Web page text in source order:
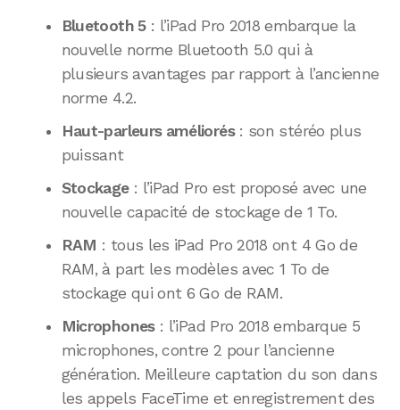
Bluetooth 5: l’iPad Pro 2018 embarque la
nouvelle norme Bluetooth 5.0 qui à
plusieurs avantages par rapport à l’ancienne
norme 4.2.
Haut-parleurs améliorés: son stéréo plus
puissant
Stockage: l’iPad Pro est proposé avec une
nouvelle capacité de stockage de 1 To.
RAM : tous les iPad Pro 2018 ont 4 Go de
RAM, à part les modèles avec 1 To de
stockage qui ont 6 Go de RAM.
Microphones: l’iPad Pro 2018 embarque 5
microphones, contre 2 pour l’ancienne
génération. Meilleure captation du son dans
les appels FaceTime et enregistrement des